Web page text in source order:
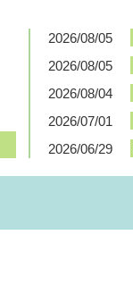
2026/08/05
2026/08/05
2026/08/04
2026/07/01
2026/06/29